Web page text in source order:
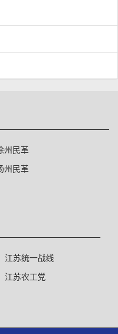
州民革
州民革
江苏统一战线
江苏农工党